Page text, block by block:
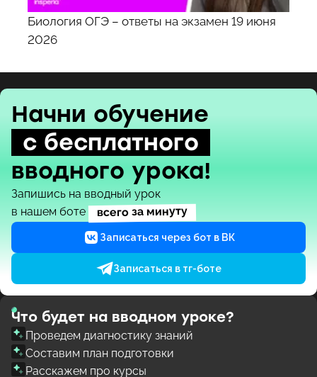
Биология ОГЭ – ответы на экзамен 19 июня
2026
Начни обучение
с бесплатного
вводного урока!
Запишись на вводный урок
в нашем боте
всего за минуту
Записаться через бот в ВК
Записаться в тг-боте
Что будет на вводном уроке?
Проведем диагностику знаний
Составим план подготовки
Расскажем про курсы